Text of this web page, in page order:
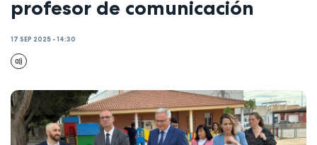
profesor de comunicación
17 SEP 2025 - 14:30